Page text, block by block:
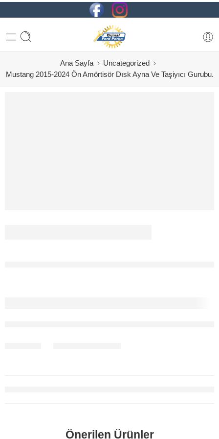
Ana Sayfa
Uncategorized
Mustang 2015-2024 Ön Amörtisör Dısk Ayna Ve Taşiyıcı Gurubu.
Önerilen Ürünler